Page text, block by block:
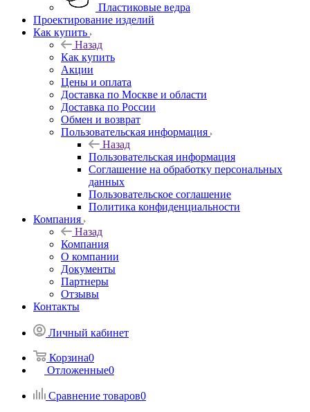
Пластиковые ведра
Проектирование изделий
Как купить
Назад
Как купить
Акции
Цены и оплата
Доставка по Москве и области
Доставка по России
Обмен и возврат
Пользовательская информация
Назад
Пользовательская информация
Соглашение на обработку персональных
данных
Пользовательское соглашение
Политика конфиденциальности
Компания
Назад
Компания
О компании
Документы
Партнеры
Отзывы
Контакты
Личный кабинет
Корзина0
Отложенные0
Сравнение товаров0